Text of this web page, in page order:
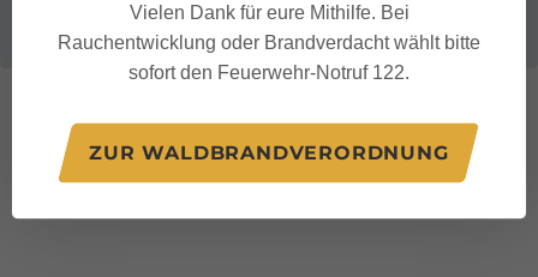
Vielen Dank für eure Mithilfe. Bei
Rauchentwicklung oder Brandverdacht wählt bitte
sofort den Feuerwehr-Notruf 122.
ZUR WALDBRANDVERORDNUNG